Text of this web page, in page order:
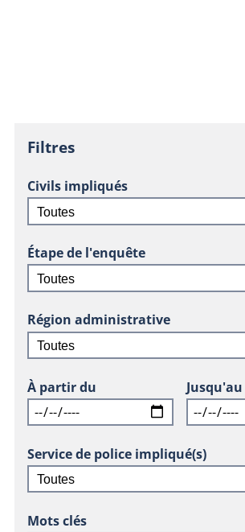
Filtres
Civils impliqués
Étape de l'enquête
Région administrative
À partir du Jusqu'au
Service de police impliqué(s)
Mots clés